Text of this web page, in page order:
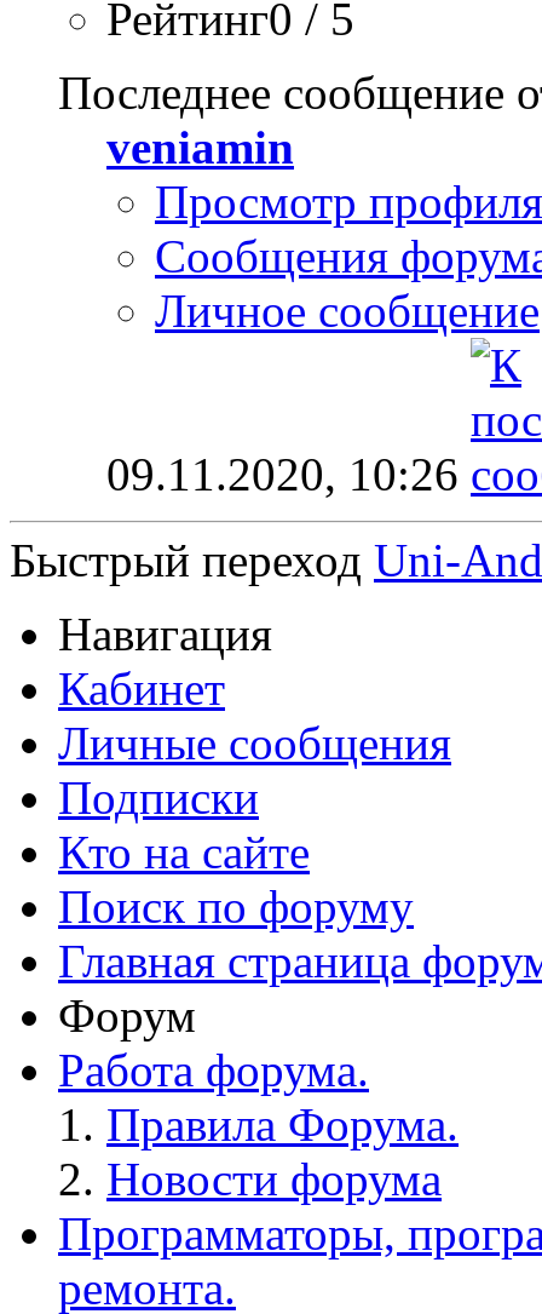
Рейтинг0 / 5
Последнее сообщение
veniamin
Просмотр профиля
Сообщения
Личное сообщение
09.11.2020, 10:26
Быстрый переход Uni-
Навигация
Кабинет
Личные сообщения
Подписки
Кто на сайте
Поиск по форуму
Главная страница
Форум
Работа форума.
Правила Форума.
Новости форума
Программаторы,
ремонта.